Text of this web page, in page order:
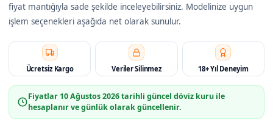
fiyat mantığıyla sade şekilde inceleyebilirsiniz. Modelinize uygun
işlem seçenekleri aşağıda net olarak sunulur.
Ücretsiz Kargo Veriler Silinmez 18+ Yıl Deneyim
Fiyatlar 10 Ağustos 2026tarihli güncel döviz kuru ile
hesaplanır ve günlük olarak güncellenir.